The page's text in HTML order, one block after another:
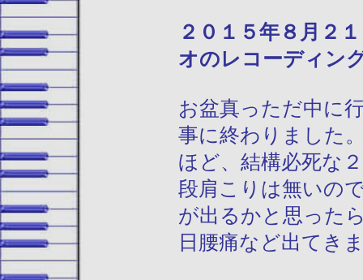
２０１５
オのレコーディン
お盆真っただ中に
事に終わりました
ほど、結構必死な
段肩こりは無いの
が出るかと思った
日腰痛など出てき